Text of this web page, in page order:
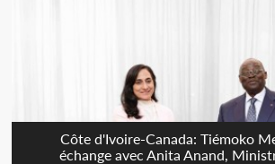
Côte d'Ivoire-Canada: Tiémoko
échange avec Anita Anand,